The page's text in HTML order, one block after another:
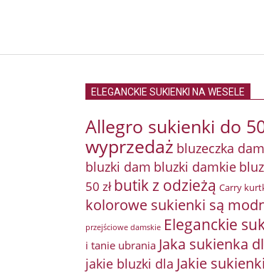
ELEGANCKIE SUKIENKI NA WESELE
Allegro sukienki do
wyprzedaż bluzeczka
bluzki dam bluzki damkie
50 zł butik z odzieżą Carry
kolorowe sukienki są
przejściowe damskie Eleganckie
i tanie ubrania Jaka sukienka
jakie bluzki dla Jakie